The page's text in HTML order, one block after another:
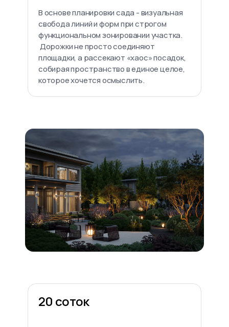
В основе планировки сада - визуальная
свобода линий и форм при строгом
функциональном зонировании участка.
Дорожки не просто соединяют
площадки, а рассекают «хаос» посадок,
собирая пространство в единое целое,
которое хочется осмыслить.
20 соток